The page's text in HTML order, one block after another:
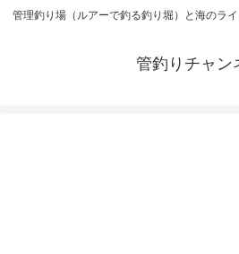
管理釣り場（ルアーで釣る釣り堀）と海のラ
管釣りチャン